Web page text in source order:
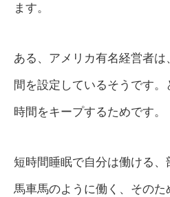
ます。
ある、アメリカ有名経営者
間を設定しているそうです
時間をキープするためです。
短時間睡眠で自分は働ける
馬車馬のように働く、その